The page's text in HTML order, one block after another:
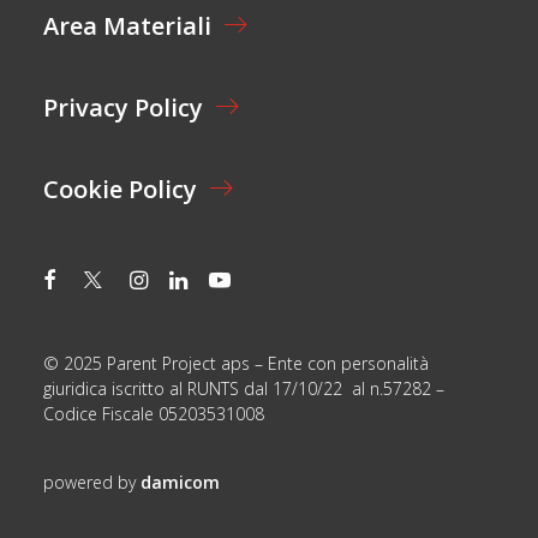
*
Area Materiali
Privacy Policy
Cookie Policy
© 2025 Parent Project aps – Ente con personalità
giuridica iscritto al RUNTS dal 17/10/22 al n.57282 –
Codice Fiscale 05203531008
powered by damicom